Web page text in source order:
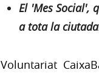
El 'Mes Social',
a tota la
Voluntariat